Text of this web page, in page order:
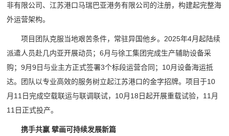
非有限公司、江苏港口马瑞巴亚港务有限公司的注册，构建起完整海
外运营架构。
项目团队克服当地艰苦条件，常驻异国他乡。2025年4月起陆续
派遣人员赴几内亚开展动员；6月与徐工集团完成生产辅助设备采
购；9月9日与业主方正式签署3个标段运营合同；10月设备海运抵
达。团队以专业高效的服务树立起江苏港口的金字招牌。项目于10
月11日完成空载联运与联调联试，10月18日起开展重载试验，11月
11日正式投产。
携手共赢 擘画可持续发展新篇